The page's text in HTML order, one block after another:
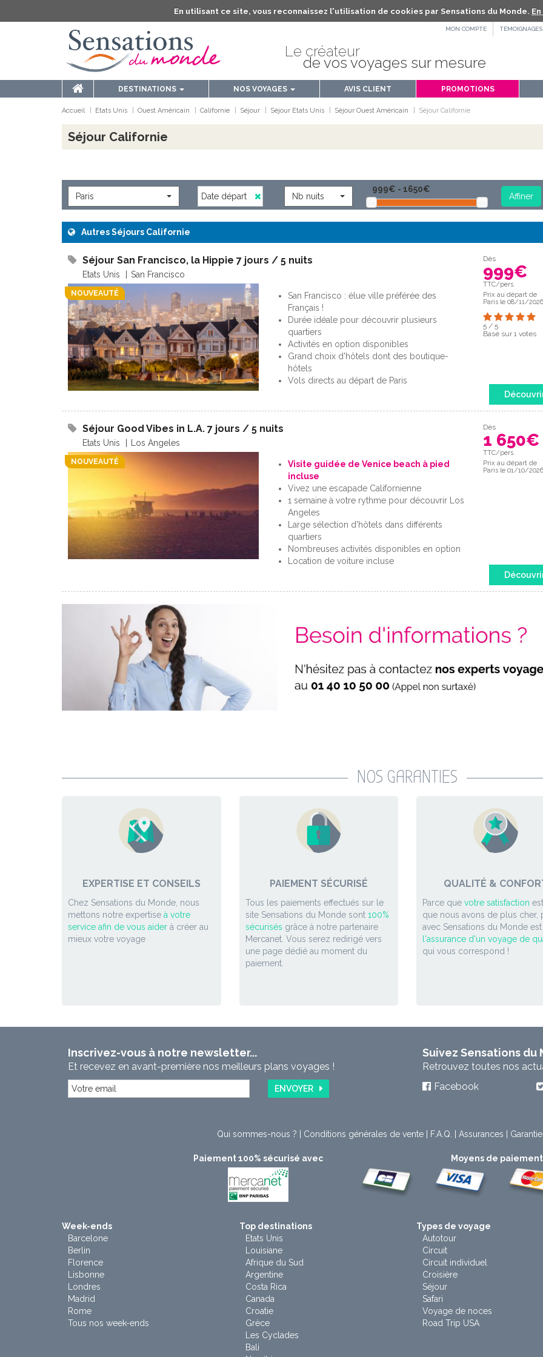
En utilisant ce site, vous reconnaissez l'utilisation de cookies par Sensations du Monde.
MON COMPTE TÉMOIGNAGES
Le créateur
de vos voyages sur mesure
DESTINATIONS NOS VOYAGES AVIS CLIENT PROMOTIONS
Accueil Etats Unis Ouest Américain Californie Séjour Séjour Etats Unis Séjour Ouest Américain Séjour Californie
Séjour Californie
Paris Nb nuits
Autres Séjours Californie
Séjour San Francisco, la Hippie 7 jours / 5 nuits
Etats Unis San Francisco
NOUVEAUTÉ
San Francisco : élue ville préférée des
Français !
Durée idéale pour découvrir plusieurs
quartiers
Activités en option disponibles
Grand choix d'hôtels dont des boutique-
hôtels
Vols directs au départ de Paris
Dès
999€
TTC/pers.
Prix au départ de
Paris le 08/11/2026
5/ 5
Basé sur1votes
Séjour Good Vibes in L.A. 7 jours / 5 nuits
Etats Unis Los Angeles
NOUVEAUTÉ
Visite guidée de Venice beach à pied
incluse
Vivez une escapade Californienne
1 semaine à votre rythme pour découvrir Los
Angeles
Large sélection d'hôtels dans différents
quartiers
Nombreuses activités disponibles en option
Location de voiture incluse
Dès
1 650€
TTC/pers.
Prix au départ de
Paris le 01/10/2026
NOS GARANTIES
EXPERTISE ET CONSEILS
Chez Sensations du Monde, nous
mettons notre expertise à votre
service afin de vous aider à créer au
mieux votre voyage
PAIEMENT SÉCURISÉ
Tous les paiements effectués sur le
site Sensations du Monde sont 100%
sécurisés grâce à notre partenaire
Mercanet. Vous serez redirigé vers
une page dédié au moment du
paiement.
QUALITÉ &
Parce que votre satisfaction
que nous avons de plus cher,
avec Sensations du Monde est
l'assurance d'un voyage de
qui vous correspond !
Inscrivez-vous à notre newsletter...
Et recevez en avant-première nos meilleurs plans voyages !
ENVOYER
Suivez Sensations du
Retrouvez toutes nos
Facebook
Qui sommes-nous ? | Conditions générales de vente| F.A.Q. | Assurances |
Paiement 100% sécurisé avec Moyens de paiement
Week-ends
Barcelone
Berlin
Florence
Lisbonne
Londres
Madrid
Rome
Tous nos week-ends
Top destinations
Etats Unis
Louisiane
Afrique du Sud
Argentine
Costa Rica
Canada
Croatie
Grèce
Les Cyclades
Bali
Types de voyage
Autotour
Circuit
Circuit individuel
Croisière
Séjour
Safari
Voyage de noces
Road Trip USA